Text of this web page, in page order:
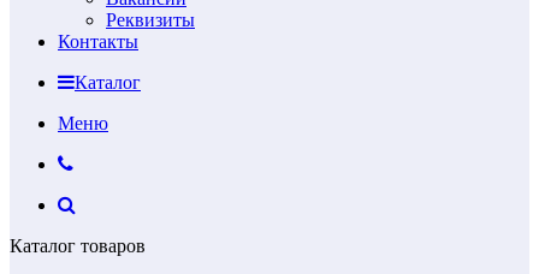
Реквизиты
Контакты
Каталог
Меню
Каталог товаров